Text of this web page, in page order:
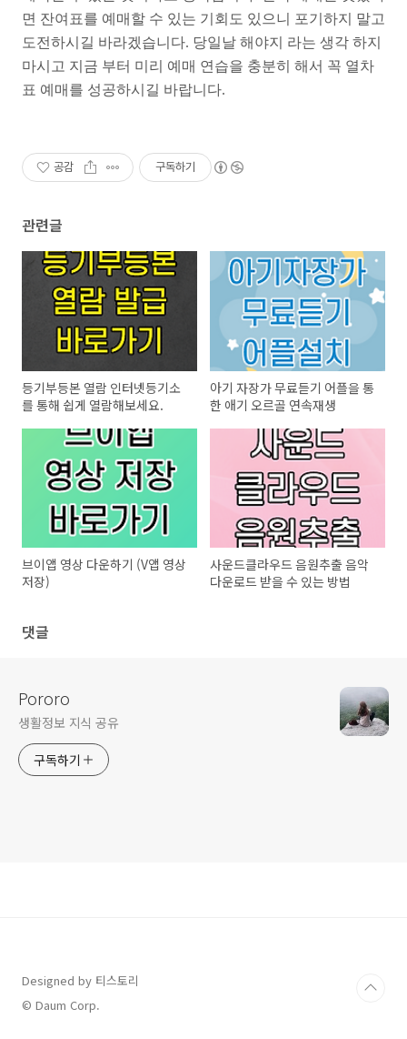
면 잔여표를 예매할 수 있는 기회도 있으니 포기하지 말고
도전하시길 바라겠습니다. 당일날 해야지 라는 생각 하지
마시고 지금 부터 미리 예매 연습을 충분히 해서 꼭 열차
표 예매를 성공하시길 바랍니다.
공감 구독하기
관련글
등기부등본 열람 인터넷등기소
를 통해 쉽게 열람해보세요.
아기 자장가 무료듣기 어플을 통
한 애기 오르골 연속재생
브이앱 영상 다운하기 (V앱 영상
저장)
사운드클라우드 음원추출 음악
다운로드 받을 수 있는 방법
댓글
Pororo
생활정보 지식 공유
구독하기
Designed by 티스토리
© Daum Corp.